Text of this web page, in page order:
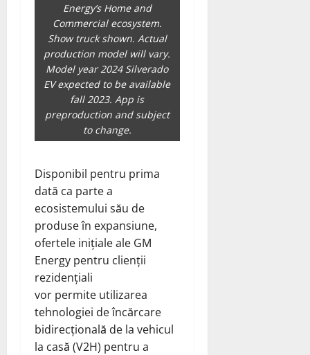
Energy’s Home and
Commercial ecosystem.
Show truck shown. Actual
production model will vary.
Model year 2024 Silverado
EV expected to be available
fall 2023. App is
preproduction and subject
to change.
Disponibil pentru prima
dată ca parte a
ecosistemului său de
produse în expansiune,
ofertele inițiale ale GM
Energy pentru clienții
rezidențiali
vor permite utilizarea
tehnologiei de încărcare
bidirecțională de la vehicul
la casă (V2H) pentru a